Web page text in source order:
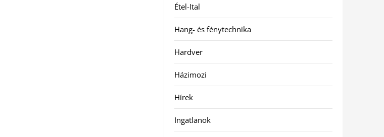
Étel-Ital
Hang- és fénytechnika
Hardver
Házimozi
Hírek
Ingatlanok